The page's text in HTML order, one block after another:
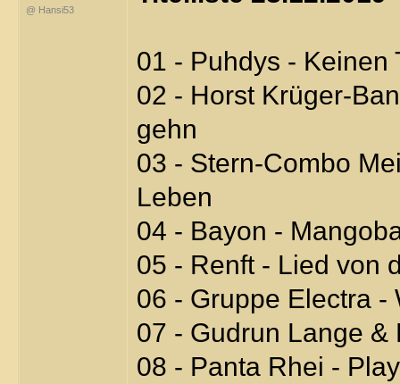
@ Hansi53
01 - Puhdys - Keinen
02 - Horst Krüger-
gehn
03 - Stern-Combo
Leben
04 - Bayon -
05 - Renft - Lied von
06 - Gruppe Electra -
07 - Gudrun Lange
08 - Panta Rhei -